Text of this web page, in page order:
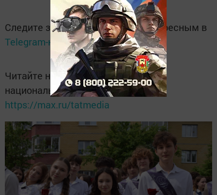
Следите за самым важным и интересным в
Telegram-каналеТатмедиа
Читайте новости Татарстана в
национальном мессенджере MАХ:
https://max.ru/tatmedia